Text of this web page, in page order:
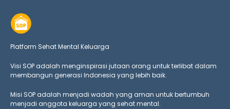
Platform Sehat Mental Keluarga
Visi SOP adalah menginspirasi jutaan orang untuk terlibat dalam
membangun generasi Indonesia yang lebih baik.
Misi SOP adalah menjadi wadah yang aman untuk bertumbuh
menjadi anggota keluarga yang sehat mental.